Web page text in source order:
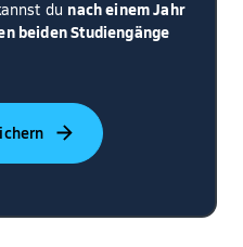
du nach einem Jahr
beiden Studiengänge